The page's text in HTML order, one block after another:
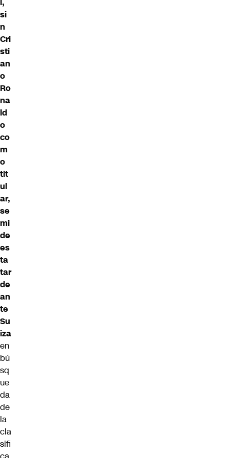
si
n
Cri
sti
an
o
Ro
na
ld
o
co
m
o
tit
ul
ar,
se
mi
de
es
ta
tar
de
an
te
Su
iza
en
bú
sq
ue
da
de
la
cla
sifi